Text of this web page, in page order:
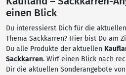
einen Blick
Du interessierst Dich für die
Thema Sackkarren? Hier bist Du am
Du alle Produkte der aktuellen
Sackkarren. Wirf einen Blick nach
Dir die aktuellen Sonderangebote